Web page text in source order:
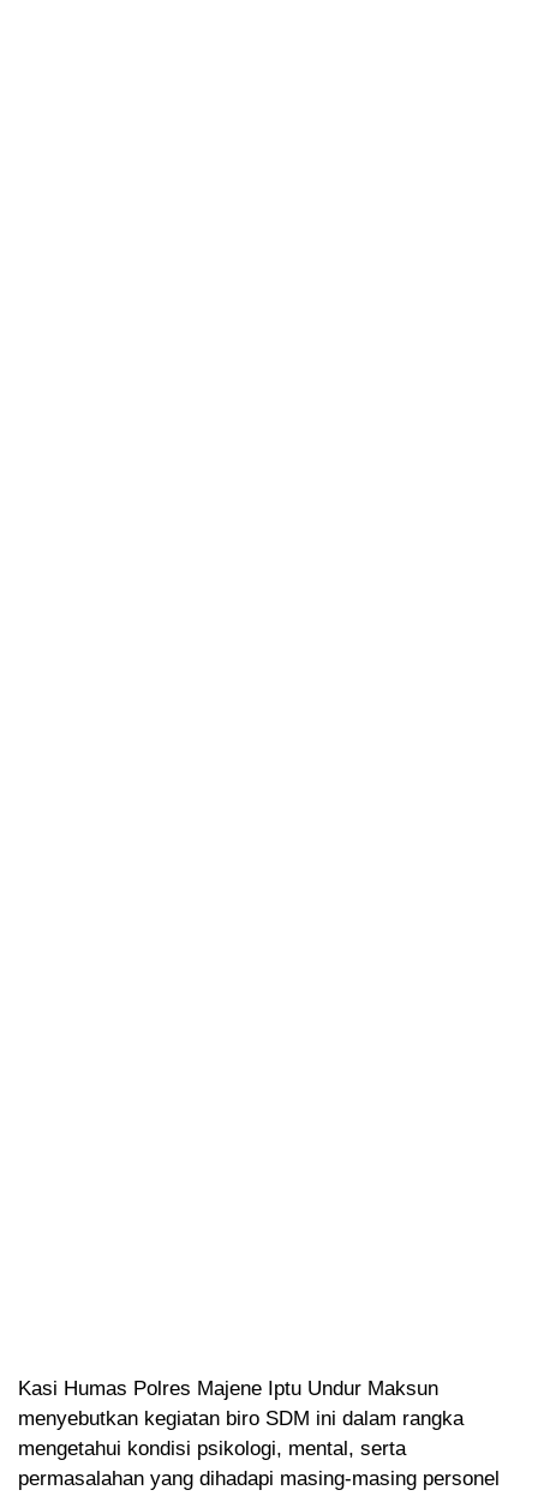
Kasi Humas Polres Majene Iptu Undur Maksun
menyebutkan kegiatan biro SDM ini dalam rangka
mengetahui kondisi psikologi, mental, serta
permasalahan yang dihadapi masing-masing personel